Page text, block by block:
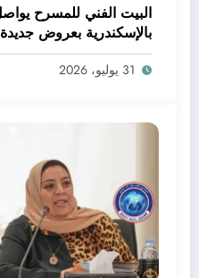
البيت الفني للمسرح
بالإسكندرية بعروض
لـ«الملك لير»
31 يوليو، 2026